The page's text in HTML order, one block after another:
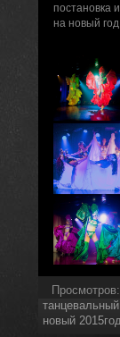
постановка
на новый
Просмотров:
новый